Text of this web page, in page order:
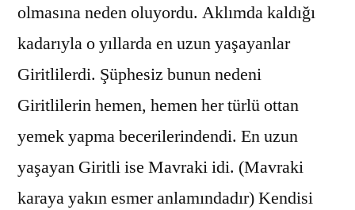
olmasına neden oluyordu. Aklımda kaldığı
kadarıyla o yıllarda en uzun yaşayanlar
Giritlilerdi. Şüphesiz bunun nedeni
Giritlilerin hemen, hemen her türlü ottan
yemek yapma becerilerindendi. En uzun
yaşayan Giritli ise Mavraki idi. (Mavraki
karaya yakın esmer anlamındadır) Kendisi